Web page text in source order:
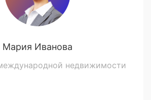
Мария Иванова
недвижимости